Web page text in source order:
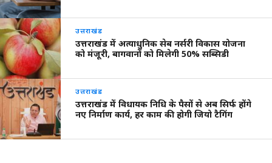
उत्तराखंड
उत्तराखंड में अत्याधुनिक सेब नर्सरी विकास योजना
को मंजूरी, बागवानों को मिलेगी 50% सब्सिडी
उत्तराखंड
उत्तराखंड में विधायक निधि के पैसों से अब सिर्फ होंगे
नए निर्माण कार्य, हर काम की होगी जियो टैगिंग